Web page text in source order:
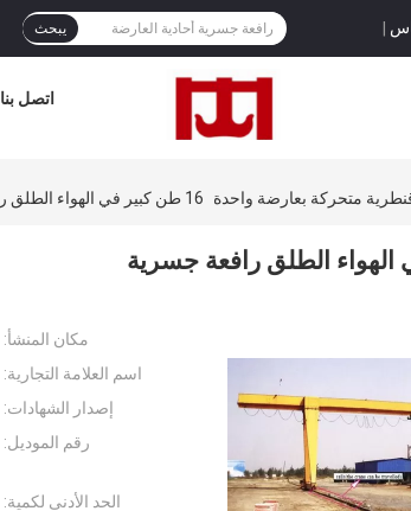
| يبحث
اتصل بنا
متحركة بعارضة واحدة 16 طن كبير في الهواء الطلق رافعة جسرية
مكان المنشأ:
اسم العلامة التجارية:
إصدار الشهادات:
رقم الموديل:
الحد الأدنى لكمية: